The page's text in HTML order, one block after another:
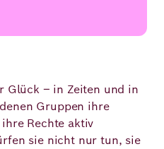
Glück – in Zeiten und in
Gruppen ihre
Rechte aktiv
sie nicht nur tun, sie